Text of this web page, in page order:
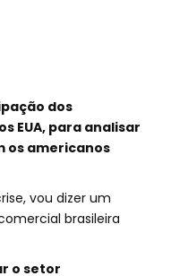
dos
EUA, para analisar
os americanos
vou dizer um
brasileira
o setor